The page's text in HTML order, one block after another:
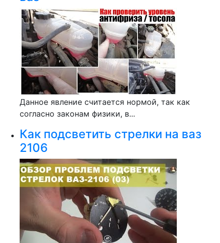
Данное явление считается нормой, так как
согласно законам физики, в...
Как подсветить стрелки на ваз
2106